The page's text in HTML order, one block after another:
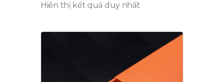
Hiển thị kết quả duy nhất